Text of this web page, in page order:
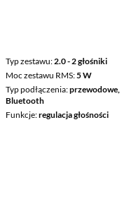
Typ zestawu 2.0 - 2 głośniki
Moc zestawu RMS 5 W
Typ podłączenia przewodowe,
Bluetooth
Funkcje regulacja głośności